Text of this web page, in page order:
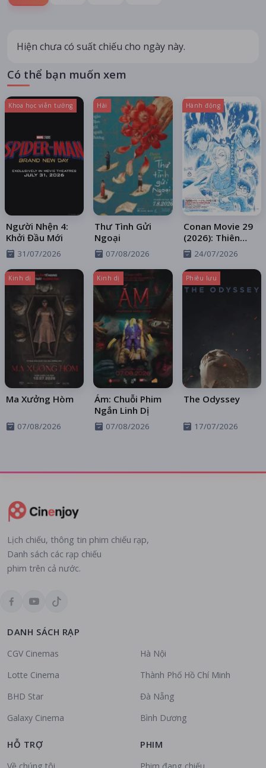
Hiện chưa có suất chiếu cho ngày này.
Có thể bạn muốn xem
Khoa học viễn tưởng
Người Nhện 4:
Khởi Đầu Mới
31/07/2026
Hài
Thư Tình Gửi
Ngoại
07/08/2026
Hành động
Conan Movie 29
(2026): Thiên
Thần Sa Ngã
Trên Xa Lộ
24/07/2026
Kinh dị
Ma Xưởng Hòm
07/08/2026
Kinh dị
Ám: Chuỗi Phim
Ngắn Linh Dị
07/08/2026
Phiêu lưu
The Odyssey
17/07/2026
Lịch chiếu, thông tin phim chiếu rạp,
Danh sách các rạp chiếu
phim trên cả nước.
DANH SÁCH RẠP
CGV Cinemas
Lotte Cinema
BHD Star
Galaxy Cinema
Hà Nội
Thành Phố Hồ Chí Minh
Đà Nẵng
Bình Dương
HỖ TRỢ PHIM